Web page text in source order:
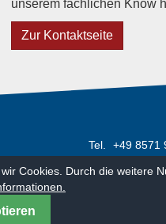
unserem fachlichen Know
Zur Kontaktseite
Tel.
+49 8571
info@f-i-w.eu
Cookies. Durch die weitere